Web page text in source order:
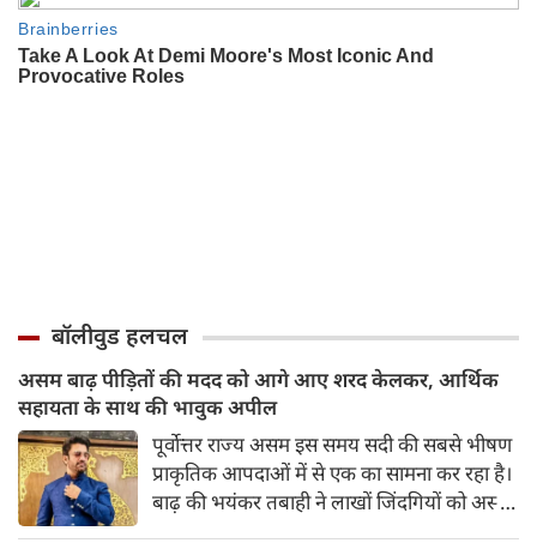
बॉलीवुड हलचल
असम बाढ़ पीड़ितों की मदद को आगे आए शरद केलकर, आर्थिक
सहायता के साथ की भावुक अपील
पूर्वोत्तर राज्य असम इस समय सदी की सबसे भीषण
प्राकृतिक आपदाओं में से एक का सामना कर रहा है।
बाढ़ की भयंकर तबाही ने लाखों जिंदगियों को अस्त-